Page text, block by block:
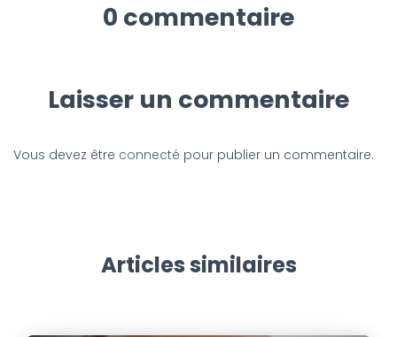
0 commentaire
Laisser un commentaire
Vous devez être connecté pour publier un commentaire.
Articles similaires